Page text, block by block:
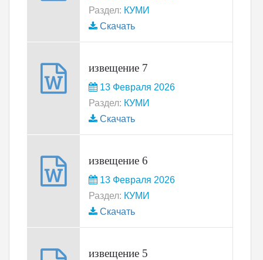
Раздел: КУМИ
Скачать
извещение 7
13 Февраля 2026
Раздел: КУМИ
Скачать
извещение 6
13 Февраля 2026
Раздел: КУМИ
Скачать
извещение 5